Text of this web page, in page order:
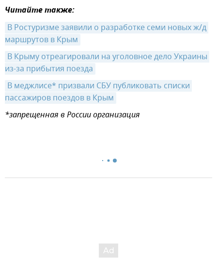
Читайте также:
В Ростуризме заявили о разработке семи новых ж/д
маршрутов в Крым
В Крыму отреагировали на уголовное дело Украины
из-за прибытия поезда
В меджлисе* призвали СБУ публиковать списки
пассажиров поездов в Крым
*запрещенная в России организация